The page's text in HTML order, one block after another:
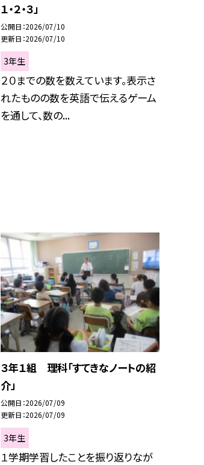
１・２・３」
公開日 2026/07/10
更新日 2026/07/10
3年生
２０までの数を数えています。表示さ
れたものの数を英語で伝えるゲーム
を通して、数の...
３年１組 理科「すてきなノートの紹
介」
公開日 2026/07/09
更新日 2026/07/09
3年生
１学期学習したことを振り返りなが